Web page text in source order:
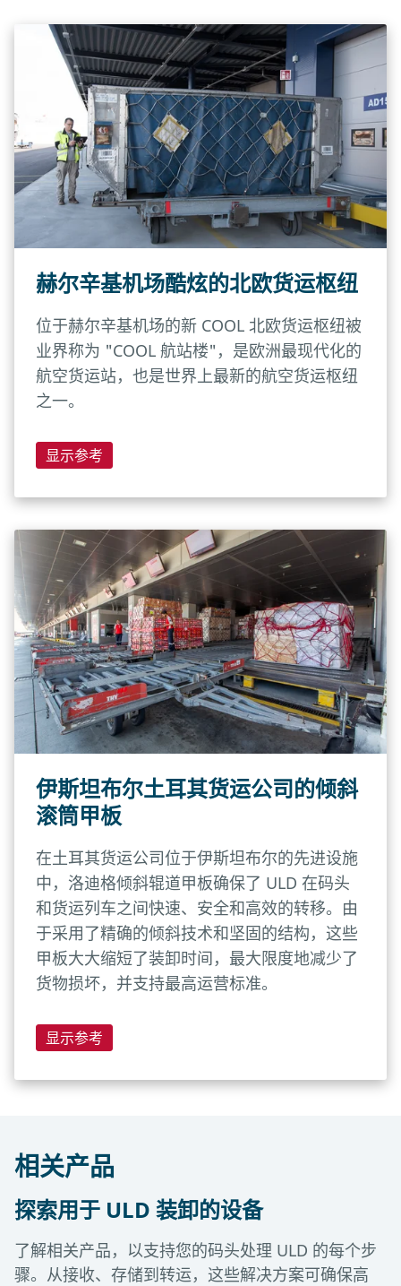
赫尔辛基机场酷炫的北欧货运枢纽
位于赫尔辛基机场的新 COOL 北欧货运枢纽被
业界称为 "COOL 航站楼"，是欧洲最现代化的
航空货运站，也是世界上最新的航空货运枢纽
之一。
显示参考
伊斯坦布尔土耳其货运公司的倾斜
滚筒甲板
在土耳其货运公司位于伊斯坦布尔的先进设施
中，洛迪格倾斜辊道甲板确保了 ULD 在码头
和货运列车之间快速、安全和高效的转移。由
于采用了精确的倾斜技术和坚固的结构，这些
甲板大大缩短了装卸时间，最大限度地减少了
货物损坏，并支持最高运营标准。
显示参考
相关产品
探索用于 ULD 装卸的设备
了解相关产品，以支持您的码头处理 ULD 的每个步
骤。从接收、存储到转运，这些解决方案可确保高